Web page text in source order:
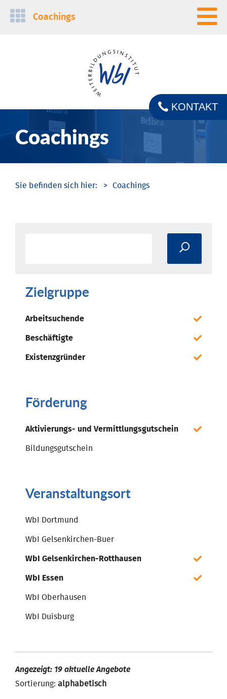
Navigation
Coachings
Coachings
KONTAKT
Coachings
Zielgruppe
Arbeitsuchende
Beschäftigte
Existenzgründer
Förderung
Aktivierungs- und Vermittlungsgutschein
Bildungsgutschein
Veranstaltungsort
WbI Dortmund
WbI Gelsenkirchen-Buer
WbI Gelsenkirchen-Rotthausen
WbI Essen
WbI Oberhausen
WbI Duisburg
Angezeigt: 19 aktuelle Angebote
Sortierung: alphabetisch